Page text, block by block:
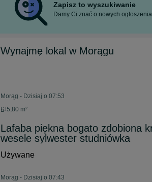
Zapisz to wyszukiwanie
Damy Ci znać o nowych
Wynajmę lokal w Morągu
Morąg - Dzisiaj o 07:53
5,80 m²
Lafaba piękna bogato zdobiona
wesele sylwester studniówka
Używane
Morąg - Dzisiaj o 07:43